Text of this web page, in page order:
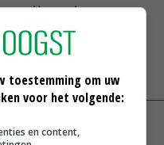
verzetten met
toestemming om uw
voor het volgende:
en content,